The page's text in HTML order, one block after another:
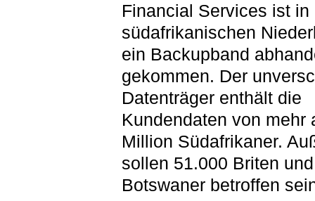
Financial Services ist in
südafrikanischen
ein Backupband
gekommen. Der
Datenträger enthält die
Kundendaten von mehr
Million Südafrikaner.
sollen 51.000 Briten
Botswaner betroffen